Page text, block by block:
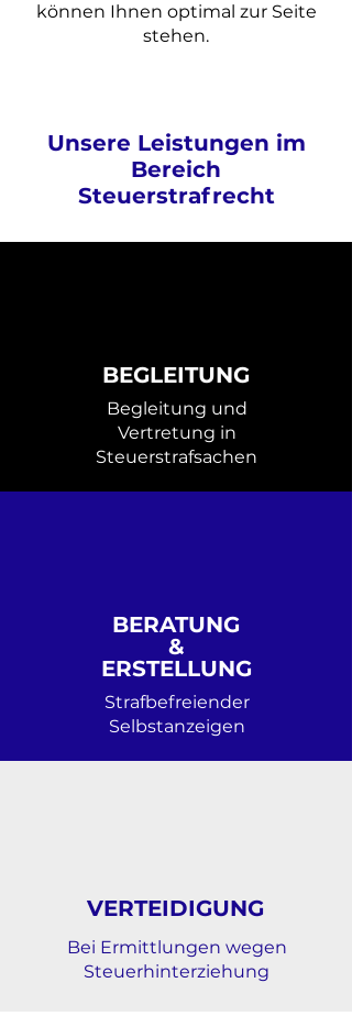
können Ihnen optimal zur Seite
stehen.
Unsere Leistungen im
Bereich
Steuerstrafrecht
BEGLEITUNG
Begleitung und
Vertretung in
Steuerstrafsachen
BERATUNG
&
ERSTELLUNG
Strafbefreiender
Selbstanzeigen
VERTEIDIGUNG
Bei Ermittlungen wegen
Steuerhinterziehung